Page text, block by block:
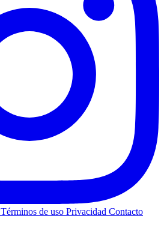
Términos de uso Privacidad Contacto